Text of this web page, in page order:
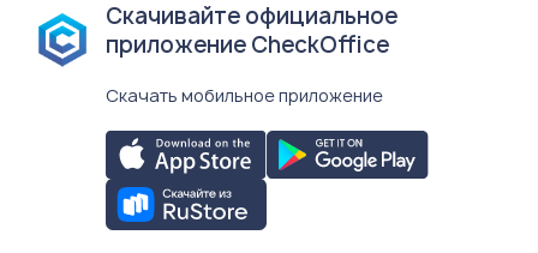
Скачивайте официальное
приложение CheckOffice
Скачать мобильное приложение